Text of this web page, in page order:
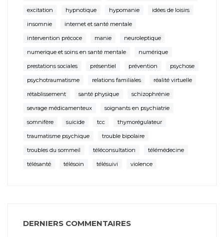
excitation
hypnotique hypomanie
idées de loisirs
insomnie
internet et santé mentale
intervention précoce
manie
neuroleptique
numerique et soins en santé mentale
numérique
prestations sociales
présentiel prévention
psychose
psychotraumatisme
relations familiales
réalité virtuelle
rétablissement
santé physique
schizophrénie
sevrage médicamenteux
soignants en psychiatrie
somnifère
suicide tcc
thymorégulateur
traumatisme psychique
trouble bipolaire
troubles du sommeil
téléconsultation
télémédecine
télésanté
télésoin télésuivi violence
DERNIERS COMMENTAIRES